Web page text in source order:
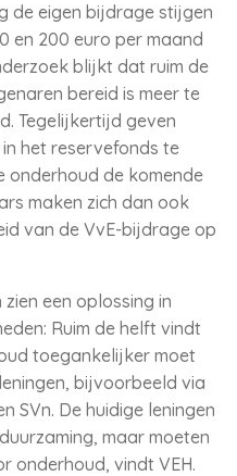
de eigen bijdrage stijgen
en 200 euro per maand
blijkt dat ruim de
bereid is meer te
Tegelijkertijd geven
het reservefonds te
onderhoud de komende
maken zich dan ook
van de VvE-bijdrage op
een oplossing in
Ruim de helft vindt
toegankelijker moet
bijvoorbeeld via
SVn. De huidige leningen
maar moeten
onderhoud, vindt VEH.